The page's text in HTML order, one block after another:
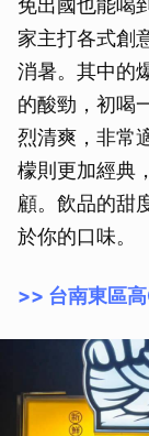
免出國也能喝
家主打各式創
消暑。其中的
的酸勁，初喝
烈清爽，非常
檬則更加經典
顧。飲品的甜
於你的口味。
>> 台南東區